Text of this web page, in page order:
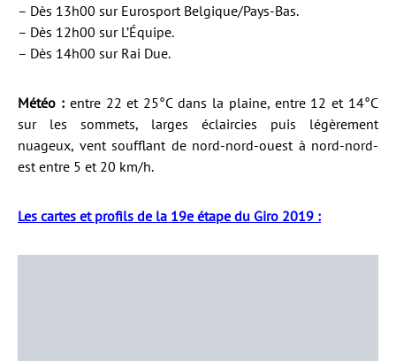
– Dès 13h00 sur Eurosport Belgique/Pays-Bas.
– Dès 12h00 sur L’Équipe.
– Dès 14h00 sur Rai Due.
Météo : entre 22 et 25°C dans la plaine, entre 12 et 14°C
sur les sommets, larges éclaircies puis légèrement
nuageux, vent soufflant de nord-nord-ouest à nord-nord-
est entre 5 et 20 km/h.
Les cartes et profils de la 19e étape du Giro 2019 :